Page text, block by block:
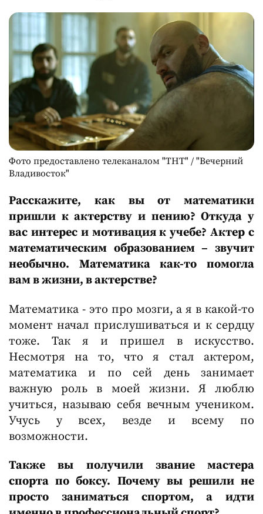
Фото предоставлено телеканалом "ТНТ" / "Вечерний
Владивосток"
Расскажите, как вы от математики
пришли к актерству и пению? Откуда у
вас интерес и мотивация к учебе?Актер с
математическим образованием – звучит
необычно. Математика как-то помогла
вам в жизни, в актерстве?
Математика - это про мозги, а я в какой-то
момент начал прислушиваться и к сердцу
тоже. Так я и пришел в искусство.
Несмотря на то, что я стал актером,
математика и по сей день занимает
важную роль в моей жизни. Я люблю
учиться, называю себя вечным учеником.
Учусь у всех, везде и всему по
возможности.
Также вы получили звание мастера
спорта по боксу. Почему вы решили не
просто заниматься спортом, а идти